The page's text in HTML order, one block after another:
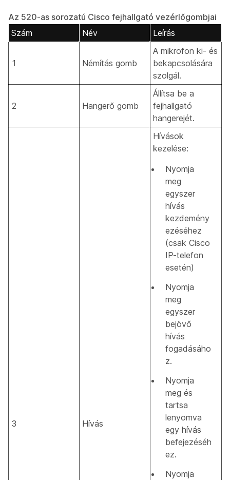
Az 520-as sorozatú Cisco fejhallgató vezérlőgombjai
Szám
Név Leírás
1 Némítás gomb
A mikrofon ki- és
bekapcsolására
szolgál.
2 Hangerő gomb
Állítsa be a
fejhallgató
hangerejét.
3 Hívás
Hívások
kezelése:
Nyomja
meg
egyszer
hívás
kezdemény
ezéséhez
(csak Cisco
IP-telefon
esetén)
Nyomja
meg
egyszer
bejövő
hívás
fogadásáho
z.
Nyomja
meg és
tartsa
lenyomva
egy hívás
befejezéséh
ez.
Nyomja